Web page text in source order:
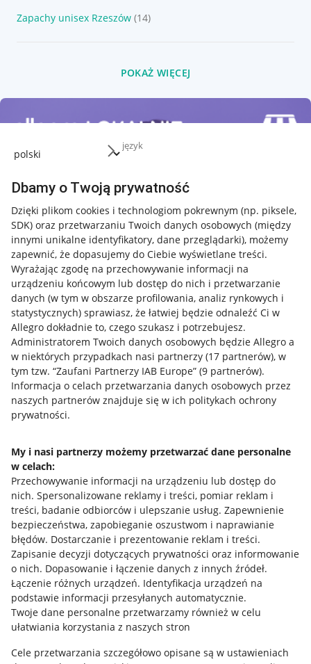
język
Dbamy o Twoją prywatność
Dzięki plikom cookies i technologiom pokrewnym (np. piksele,
SDK) oraz przetwarzaniu Twoich danych osobowych (między
innymi unikalne identyfikatory, dane przeglądarki), możemy
zapewnić, że dopasujemy do Ciebie wyświetlane treści.
Wyrażając zgodę na przechowywanie informacji na
urządzeniu końcowym lub dostęp do nich i przetwarzanie
danych (w tym w obszarze profilowania, analiz rynkowych i
statystycznych) sprawiasz, że łatwiej będzie odnaleźć Ci w
Allegro dokładnie to, czego szukasz i potrzebujesz.
Administratorem Twoich danych osobowych będzie Allegro a
w niektórych przypadkach nasi partnerzy (17 partnerów), w
tym tzw. “Zaufani Partnerzy IAB Europe” (9 partnerów).
Informacja o celach przetwarzania danych osobowych przez
naszych partnerów znajduje się w ich politykach ochrony
prywatności.
My i nasi partnerzy możemy przetwarzać dane personalne
w celach:
Przechowywanie informacji na urządzeniu lub dostęp do
nich. Spersonalizowane reklamy i treści, pomiar reklam i
treści, badanie odbiorców i ulepszanie usług. Zapewnienie
bezpieczeństwa, zapobieganie oszustwom i naprawianie
błędów. Dostarczanie i prezentowanie reklam i treści.
Zapisanie decyzji dotyczących prywatności oraz informowanie
o nich. Dopasowanie i łączenie danych z innych źródeł.
Łączenie różnych urządzeń. Identyfikacja urządzeń na
podstawie informacji przesyłanych automatycznie.
Twoje dane personalne przetwarzamy również w celu
ułatwiania korzystania z naszych stron
Cele przetwarzania szczegółowo opisane są w ustawieniach
Zapachy unisex Rzeszów (14)
POKAŻ WIĘCEJ
Przydatne informacje
Jak to działa
Allegro Gadane dla sprzedających
Allegro Gadane dla kupujących
Mapa miejscowości
Informacje prawne
Regulamin
Polityka plików "cookies"
Ustawienia plików "cookies"
Udostępnianie lokalizacji